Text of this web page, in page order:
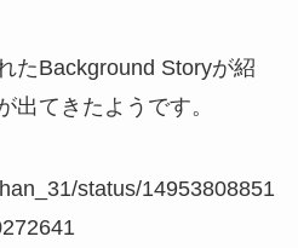
たBackground Storyが紹
出てきたようです。
status/14953808851